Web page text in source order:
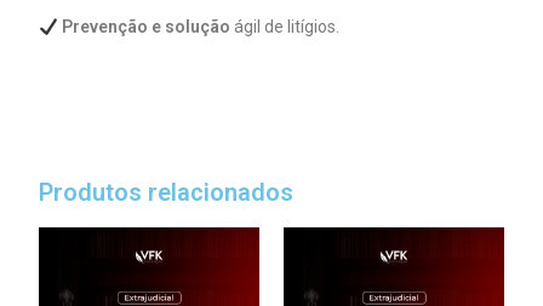
Prevenção e solução ágil de litígios.
Produtos relacionados